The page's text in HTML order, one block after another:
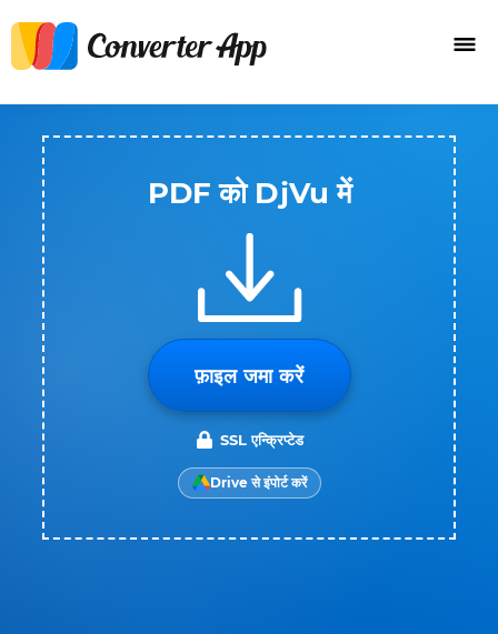
PDF को DjVu में
फ़ाइल जमा करें
SSL एन्क्रिप्टेड
Drive से इंपोर्ट करें